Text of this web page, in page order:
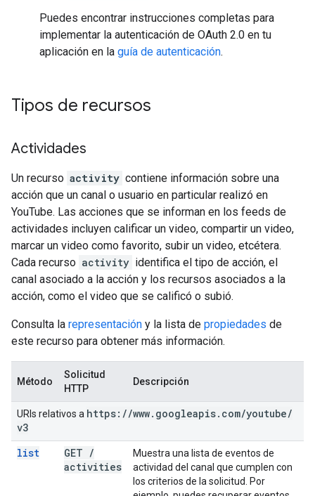
Puedes encontrar instrucciones completas para
implementar la autenticación de OAuth 2.0 en tu
aplicación en la guía de autenticación.
Tipos de recursos
Actividades
Un recurso activity contiene información sobre una
acción que un canal o usuario en particular realizó en
YouTube. Las acciones que se informan en los feeds de
actividades incluyen calificar un video, compartir un video,
marcar un video como favorito, subir un video, etcétera.
Cada recurso activity identifica el tipo de acción, el
canal asociado a la acción y los recursos asociados a la
acción, como el video que se calificó o subió.
Consulta la representación y la lista de propiedades de
este recurso para obtener más información.
Método
Solicitud
HTTP
Descripción
URIs relativos a https: //www. googleapis. com/youtube/
v3
list
GET /
activities
Muestra una lista de eventos de
actividad del canal que cumplen con
los criterios de la solicitud. Por